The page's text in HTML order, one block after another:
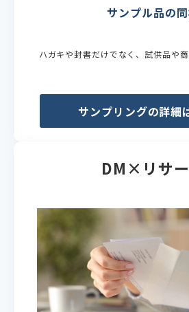
サンプル品の
ハガキや封書だけでなく、試供品や
サンプリングの詳細
DM×リサ